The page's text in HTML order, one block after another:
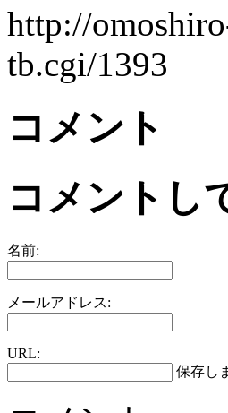
http://
tb.cgi/1393
コメント
コメントし
名前:
メールアドレス:
URL:
保存し